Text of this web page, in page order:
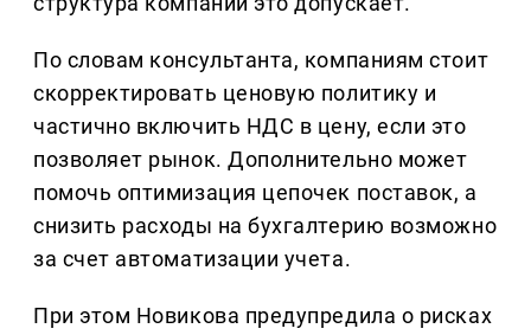
По словам консультанта, компаниям стоит
скорректировать ценовую политику и
частично включить НДС в цену, если это
позволяет рынок. Дополнительно может
помочь оптимизация цепочек поставок, а
снизить расходы на бухгалтерию возможно
за счет автоматизации учета.
При этом Новикова предупредила о рисках